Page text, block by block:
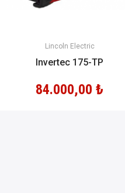
Lincoln Electric
Invertec 175-TP
84.000,00 ₺